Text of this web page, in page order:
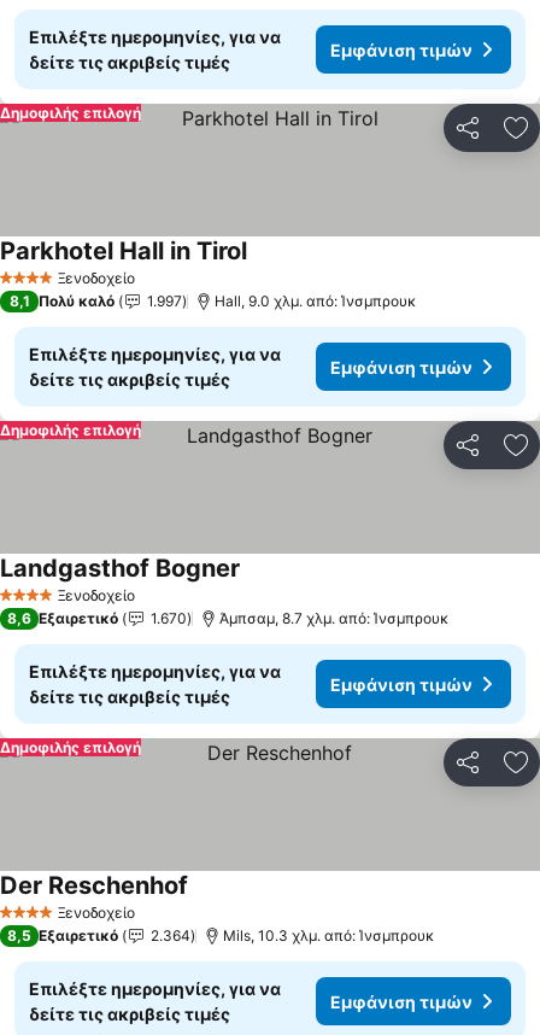
Επιλέξτε ημερομηνίες, για να
δείτε τις ακριβείς τιμές
Εμφάνιση τιμών
Δημοφιλής επιλογή
4 ΑστέριαΞενοδοχείο
Parkhotel Hall in Tirol
8,1 Πολύ καλό 1.997 Hall, 9.0 χλμ. από: Ίνσμπρουκ
Επιλέξτε ημερομηνίες, για να
δείτε τις ακριβείς τιμές
Εμφάνιση τιμών
Δημοφιλής επιλογή
4 ΑστέριαΞενοδοχείο
Landgasthof Bogner
8,6 Εξαιρετικό 1.670 Άμπσαμ, 8.7 χλμ. από: Ίνσμπρουκ
Επιλέξτε ημερομηνίες, για να
δείτε τις ακριβείς τιμές
Εμφάνιση τιμών
Δημοφιλής επιλογή
4 ΑστέριαΞενοδοχείο
Der Reschenhof
8,5 Εξαιρετικό 2.364 Mils, 10.3 χλμ. από: Ίνσμπρουκ
Επιλέξτε ημερομηνίες, για να
δείτε τις ακριβείς τιμές
Εμφάνιση τιμών